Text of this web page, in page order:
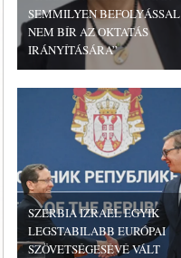
SEMMILYEN BEFOLYÁSSAL
NEM BÍR AZ OKTATÁS
IRÁNYÍTÁSÁRA”
SZERBIA IZRAEL EGYIK
LEGSTABILABB EURÓPAI
SZÖVETSÉGESÉVÉ VÁLT